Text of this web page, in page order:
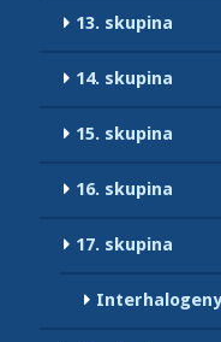
13. skupina
14. skupina
15. skupina
16. skupina
17. skupina
Interhalogeny